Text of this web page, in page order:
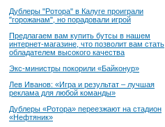
Дублеры "Ротора" в Калуге проиграли
"горожанам", но порадовали игрой
Предлагаем вам купить бутсы в нашем
интернет-магазине, что позволит вам стать
обладателем высокого качества
Экс-министры покорили «Байконур»
Лев Иванов: «Игра и результат – лучшая
реклама для любой команды»
Дублеры «Ротора» переезжают на стадион
«Нефтяник»